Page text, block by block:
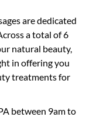
are dedicated
a total of 6
natural beauty,
in offering you
treatments for
between 9am to